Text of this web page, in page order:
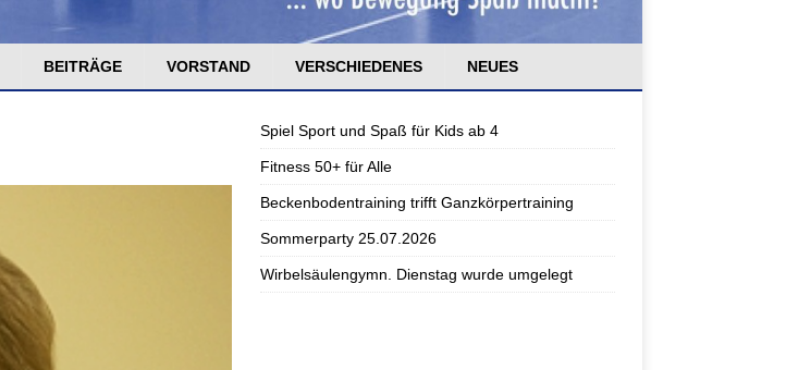
BEITRÄGE VORSTAND VERSCHIEDENES NEUES
Spiel Sport und Spaß für Kids ab 4
Fitness 50+ für Alle
Beckenbodentraining trifft Ganzkörpertraining
Sommerparty 25.07.2026
Wirbelsäulengymn. Dienstag wurde umgelegt